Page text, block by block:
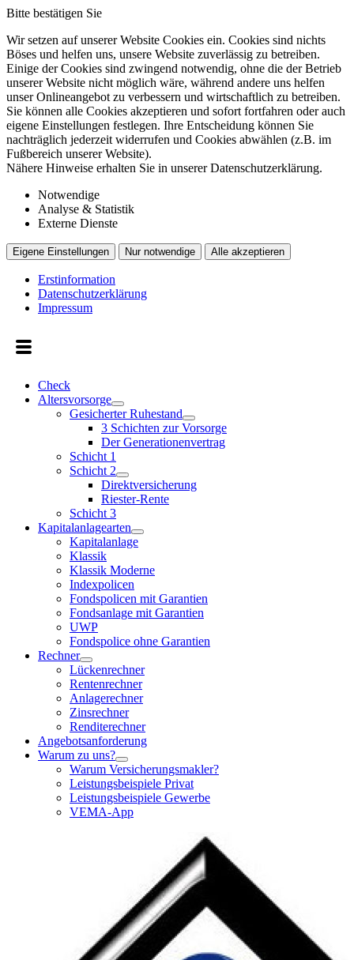
Bitte bestätigen Sie
Wir setzen auf unserer Website Cookies ein. Cookies sind nichts
Böses und helfen uns, unsere Website zuverlässig zu betreiben.
Einige der Cookies sind zwingend notwendig, ohne die der Betrieb
unserer Website nicht möglich wäre, während andere uns helfen
unser Onlineangebot zu verbessern und wirtschaftlich zu betreiben.
Sie können alle Cookies akzeptieren und sofort fortfahren oder auch
eigene Einstellungen festlegen. Ihre Entscheidung können Sie
nachträglich jederzeit widerrufen und Cookies abwählen (z.B. im
Fußbereich unserer Website).
Nähere Hinweise erhalten Sie in unserer Datenschutzerklärung.
Notwendige
Analyse & Statistik
Externe Dienste
Eigene Einstellungen Nur notwendige Alle akzeptieren
Erstinformation
Datenschutzerklärung
Impressum
Check
Altersvorsorge
Gesicherter Ruhestand
3 Schichten zur Vorsorge
Der Generationenvertrag
Schicht 1
Schicht 2
Direktversicherung
Riester-Rente
Schicht 3
Kapitalanlagearten
Kapitalanlage
Klassik
Klassik Moderne
Indexpolicen
Fondspolicen mit Garantien
Fondsanlage mit Garantien
UWP
Fondspolice ohne Garantien
Rechner
Lückenrechner
Rentenrechner
Anlagerechner
Zinsrechner
Renditerechner
Angebotsanforderung
Warum zu uns?
Warum Versicherungsmakler?
Leistungsbeispiele Privat
Leistungsbeispiele Gewerbe
VEMA-App